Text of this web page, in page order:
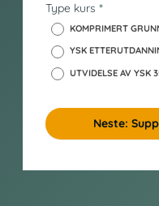
Type kurs *
KOMPRIMERT
YSK
UTVIDELSE AV YSK
Neste: